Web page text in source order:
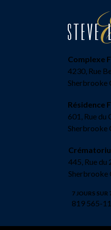
Complexe
4230, Rue
Sherbrooke
Résidence
601, Rue du
Sherbrooke
445, Rue du
Sherbrooke
7 JOURS SUR
819 565-